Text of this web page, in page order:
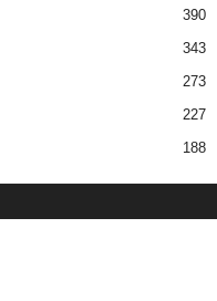
390
343
273
227
188